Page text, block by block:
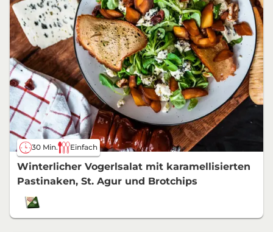
30 Min. Einfach
Winterlicher Vogerlsalat mit karamellisierten
Pastinaken, St. Agur und Brotchips